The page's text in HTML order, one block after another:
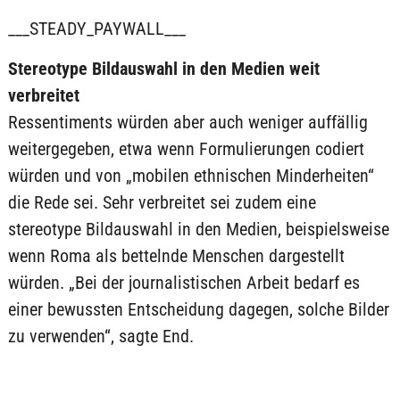
___STEADY_PAYWALL___
Stereotype Bildauswahl in den Medien weit
verbreitet
Ressentiments würden aber auch weniger auffällig
weitergegeben, etwa wenn Formulierungen codiert
würden und von „mobilen ethnischen Minderheiten“
die Rede sei. Sehr verbreitet sei zudem eine
stereotype Bildauswahl in den Medien, beispielsweise
wenn Roma als bettelnde Menschen dargestellt
würden. „Bei der journalistischen Arbeit bedarf es
einer bewussten Entscheidung dagegen, solche Bilder
zu verwenden“, sagte End.